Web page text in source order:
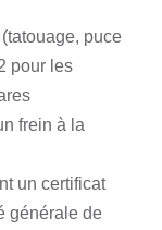
(tatouage, puce
pour les
frein à la
un certificat
générale de